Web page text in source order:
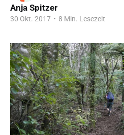
Anja Spitzer
30 Okt. 2017 • 8 Min. Lesezeit